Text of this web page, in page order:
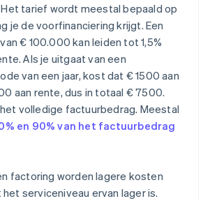
Het tarief wordt meestal bepaald op
je de voorfinanciering krijgt. Een
€ 100.000 kan leiden tot 1,5%
Als je uitgaat van een
van een jaar, kost dat € 1500 aan
aan rente, dus in totaal € 7500.
volledige factuurbedrag. Meestal
en 90% van het factuurbedrag
factoring worden lagere kosten
serviceniveau ervan lager is.